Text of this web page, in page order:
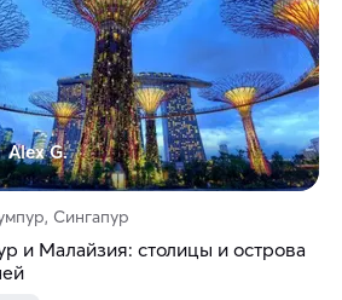
Alex G.
Сингапур
и Малайзия: столицы и острова